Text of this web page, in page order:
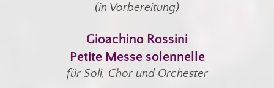
(in Vorbereitung)
Gioachino Rossini
Petite Messe solennelle
für Soli, Chor und Orchester